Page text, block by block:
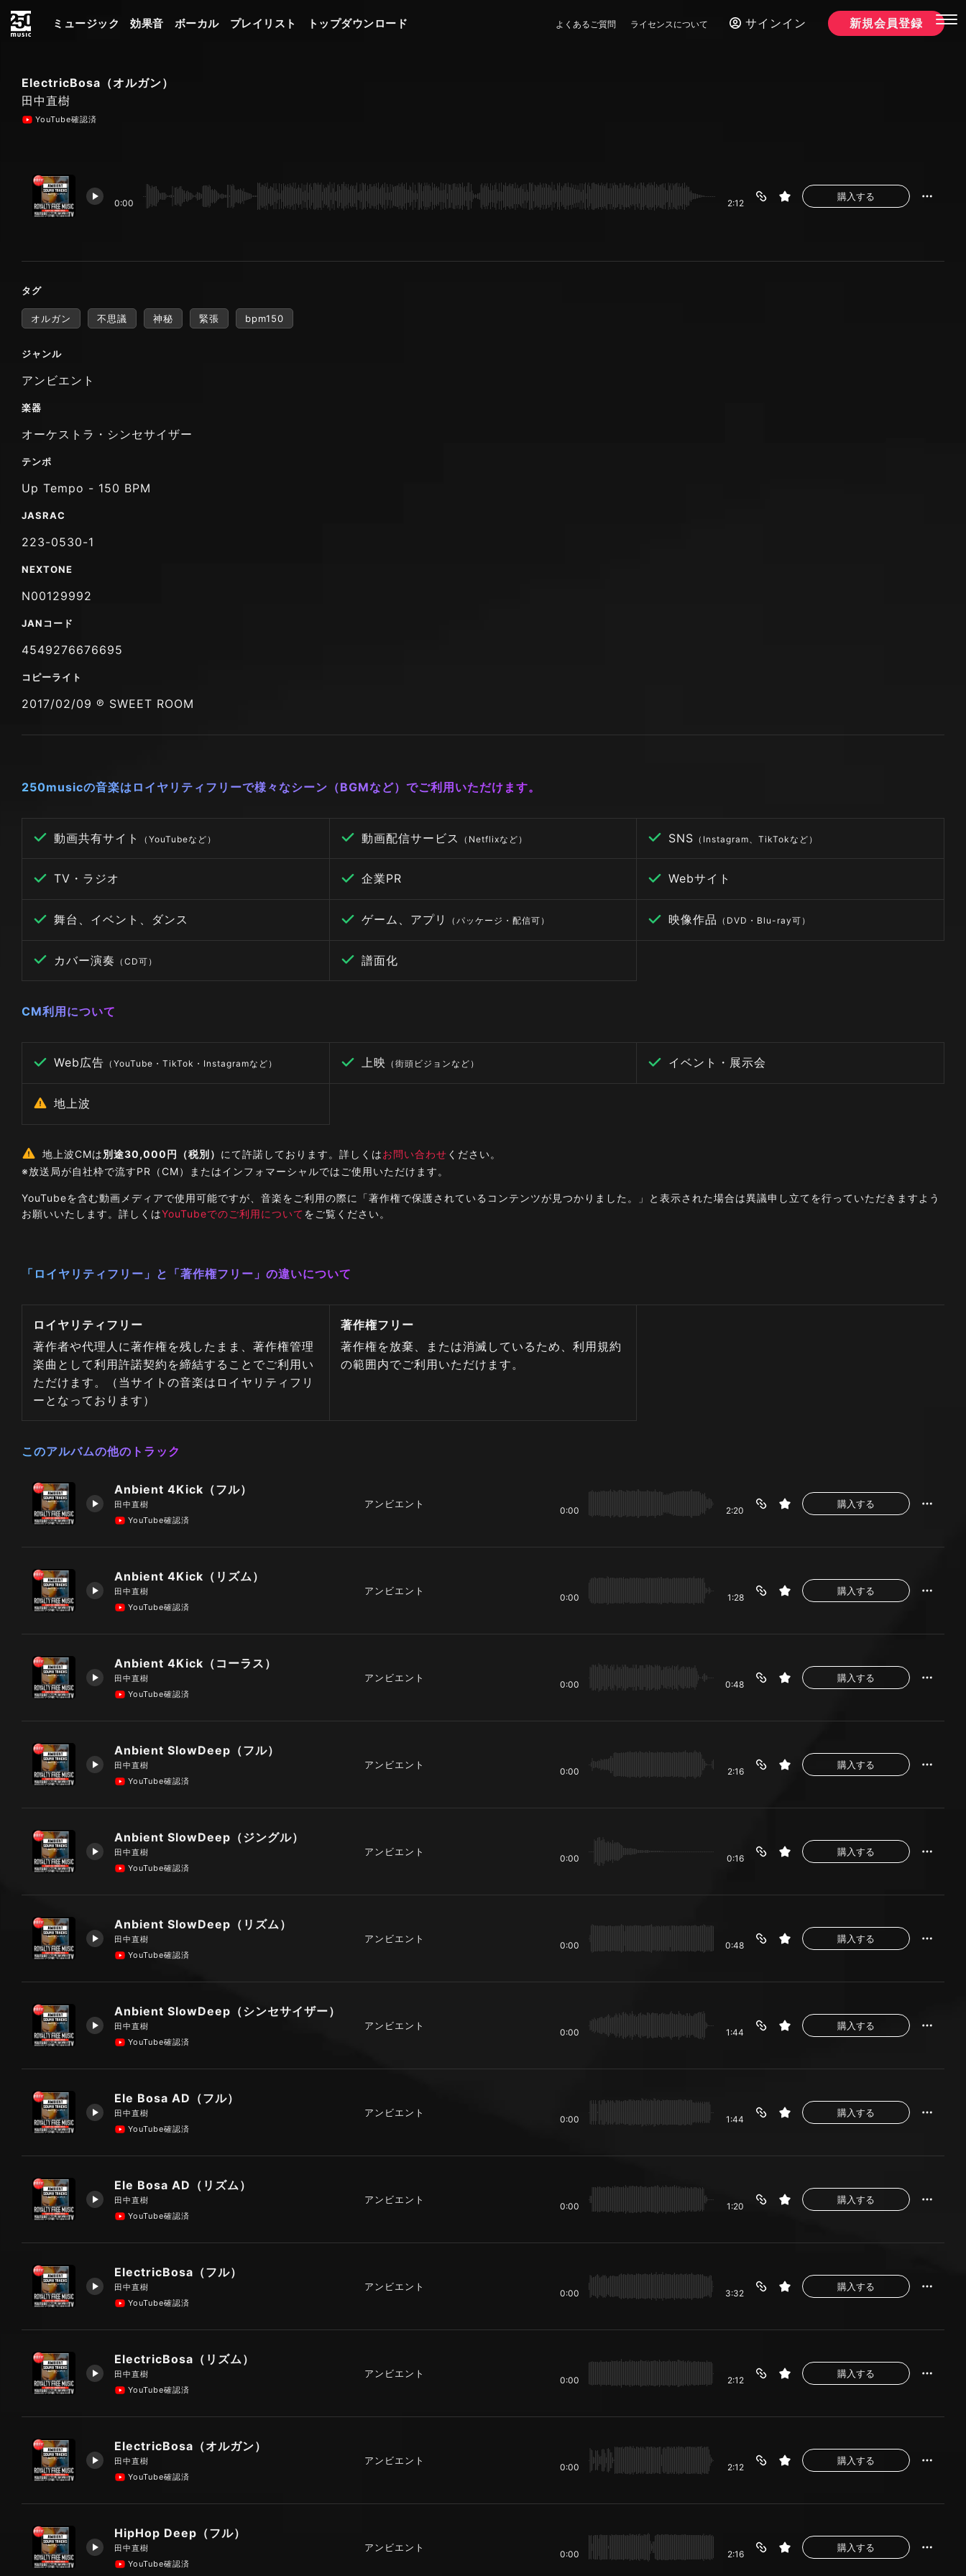
ミュージック 効果音 ボーカル プレイリスト トップダウンロード よくあるご質問 ライセンスについて サインイン 新規会員登録
ElectricBosa（オルガン）
田中直樹
YouTube確認済
0:00 2:12
購入する
タグ
オルガン 不思議 神秘 緊張 bpm150
ジャンル
アンビエント
楽器
オーケストラ・シンセサイザー
テンポ
Up Tempo - 150 BPM
JASRAC
223-0530-1
NEXTONE
N00129992
JANコード
4549276676695
コピーライト
2017/02/09 ℗ SWEET ROOM
250musicの音楽はロイヤリティフリーで様々なシーン（BGMなど）でご利用いただけます。
動画共有サイト （YouTubeなど） 動画配信サービス （Netflixなど） SNS （Instagram、TikTokなど）
TV・ラジオ 企業PR Webサイト
舞台、イベント、ダンス ゲーム、アプリ （パッケージ・配信可） 映像作品 （DVD・Blu-ray可）
カバー演奏 （CD可） 譜面化
CM利用について
Web広告 （YouTube・TikTok・Instagramなど） 上映 （街頭ビジョンなど） イベント・展示会
地上波
地上波CMは別途30,000円（税別） にて許諾しております。詳しくはお問い合わせ ください。
※放送局が自社枠で流すPR（CM）またはインフォマーシャルではご使用いただけます。
YouTubeを含む動画メディアで使用可能ですが、音楽をご利用の際に「著作権で保護されているコンテンツが見つかりました。」と表示された場合は異議申し立てを行っていただきますよう
お願いいたします。詳しくはYouTubeでのご利用についてをご覧ください。
「ロイヤリティフリー」と「著作権フリー」の違いについて
ロイヤリティフリー
著作者や代理人に著作権を残したまま、著作権管理
楽曲として利用許諾契約を締結することでご利用い
ただけます。（当サイトの音楽はロイヤリティフリ
ーとなっております）
著作権フリー
著作権を放棄、または消滅しているため、利用規約
の範囲内でご利用いただけます。
このアルバムの他のトラック
Anbient 4Kick（フル）
田中直樹
YouTube確認済
アンビエント
0:00 2:20
購入する
Anbient 4Kick（リズム）
田中直樹
YouTube確認済
アンビエント
0:00 1:28
購入する
Anbient 4Kick（コーラス）
田中直樹
YouTube確認済
アンビエント
0:00 0:48
購入する
Anbient SlowDeep（フル）
田中直樹
YouTube確認済
アンビエント
0:00 2:16
購入する
Anbient SlowDeep（ジングル）
田中直樹
YouTube確認済
アンビエント
0:00 0:16
購入する
Anbient SlowDeep（リズム）
田中直樹
YouTube確認済
アンビエント
0:00 0:48
購入する
Anbient SlowDeep（シンセサイザー）
田中直樹
YouTube確認済
アンビエント
0:00 1:44
購入する
Ele Bosa AD（フル）
田中直樹
YouTube確認済
アンビエント
0:00 1:44
購入する
Ele Bosa AD（リズム）
田中直樹
YouTube確認済
アンビエント
0:00 1:20
購入する
ElectricBosa（フル）
田中直樹
YouTube確認済
アンビエント
0:00 3:32
購入する
ElectricBosa（リズム）
田中直樹
YouTube確認済
アンビエント
0:00 2:12
購入する
ElectricBosa（オルガン）
田中直樹
YouTube確認済
アンビエント
0:00 2:12
購入する
HipHop Deep（フル）
田中直樹
YouTube確認済
アンビエント
0:00 2:16
購入する